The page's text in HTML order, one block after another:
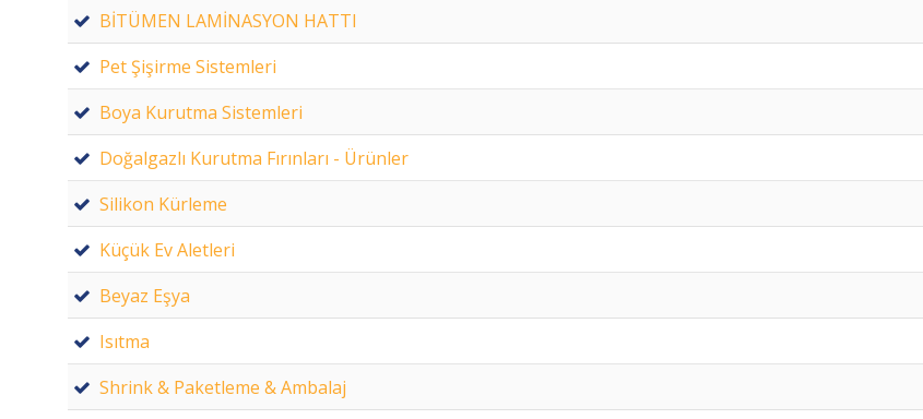
BİTÜMEN LAMİNASYON HATTI
Pet Şişirme Sistemleri
Boya Kurutma Sistemleri
Doğalgazlı Kurutma Fırınları - Ürünler
Silikon Kürleme
Küçük Ev Aletleri
Beyaz Eşya
Isıtma
Shrink & Paketleme & Ambalaj